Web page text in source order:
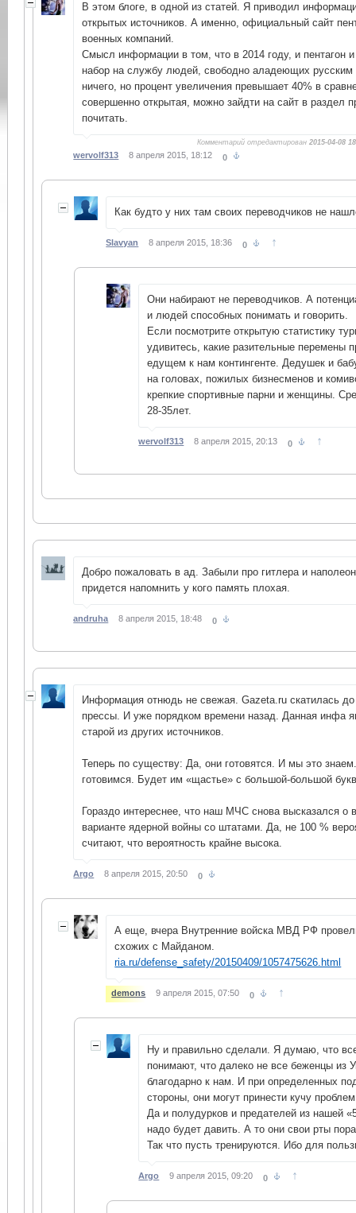
В этом блоге, в одной из статей. Я приводил
открытых источников. А именно, официальный сайт
военных компаний.
Смысл информации в том, что в 2014 году, и пентагон
набор на службу людей, свободно аладеющих
ничего, но процент увеличения превышает 40% в
совершенно открытая, можно зайдти на сайт в раздел
почитать.
Комментарий отредактирован2015-04-08
wervolf313 8 апреля 2015, 18:12 0
Как будто у них там своих переводчиков не
Slavyan 8 апреля 2015, 18:36 0 ↑
Они набирают не переводчиков. А
и людей способных понимать и говорить.
Если посмотрите открытую статистику
удивитесь, какие разительные перемены
едущем к нам контингенте. Дедушек и
на головах, пожилых бизнесменов и
крепкие спортивные парни и женщины.
28-35лет.
wervolf313 8 апреля 2015, 20:13 0 ↑
Добро пожаловать в ад. Забыли про гитлера и
придется напомнить у кого память плохая.
andruha 8 апреля 2015, 18:48 0
Информация отнюдь не свежая. Gazeta.ru скатилась
прессы. И уже порядком времени назад. Данная инфа
старой из других источников.
Теперь по существу: Да, они готовятся. И мы это
готовимся. Будет им «щастье» с большой-большой
Гораздо интереснее, что наш МЧС снова высказался о
варианте ядерной войны со штатами. Да, не 100 %
считают, что вероятность крайне высока.
Argo 8 апреля 2015, 20:50 0
А еще, вчера Внутренние войска МВД РФ
схожих с Майданом.
ria.ru/defense_safety/20150409/1057475626.html
demons 9 апреля 2015, 07:50 0 ↑
Ну и правильно сделали. Я думаю, что
понимают, что далеко не все беженцы из
благодарно к нам. И при определенных
стороны, они могут принести кучу
Да и полудурков и предателей из нашей
надо будет давить. А то они свои рты
Так что пусть тренируются. Ибо для
Argo 9 апреля 2015, 09:20 0 ↑